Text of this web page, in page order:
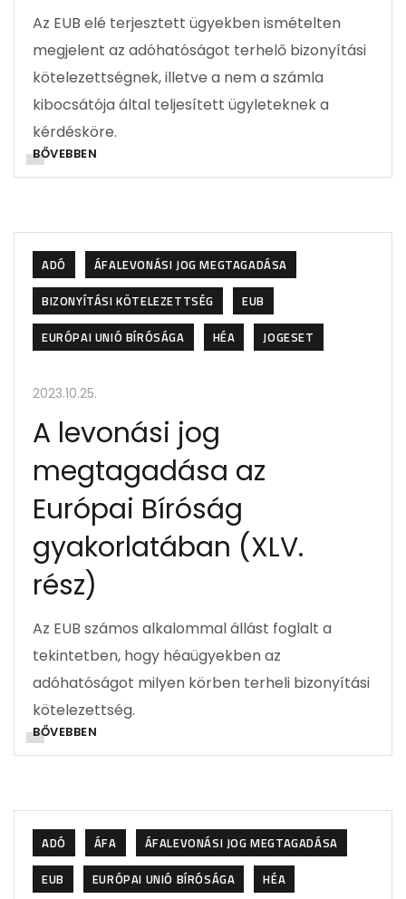
Az EUB elé terjesztett ügyekben ismételten
megjelent az adóhatóságot terhelő bizonyítási
kötelezettségnek, illetve a nem a számla
kibocsátója által teljesített ügyleteknek a
kérdésköre.
BŐVEBBEN
ADÓ
ÁFALEVONÁSI JOG MEGTAGADÁSA
BIZONYÍTÁSI KÖTELEZETTSÉG
EUB
EURÓPAI UNIÓ BÍRÓSÁGA
HÉA JOGESET
2023.10.25.
A levonási jog
megtagadása az
Európai Bíróság
gyakorlatában (XLV.
rész)
Az EUB számos alkalommal állást foglalt a
tekintetben, hogy héaügyekben az
adóhatóságot milyen körben terheli bizonyítási
kötelezettség.
BŐVEBBEN
ADÓ ÁFA
ÁFALEVONÁSI JOG MEGTAGADÁSA
EUB
EURÓPAI UNIÓ BÍRÓSÁGA HÉA